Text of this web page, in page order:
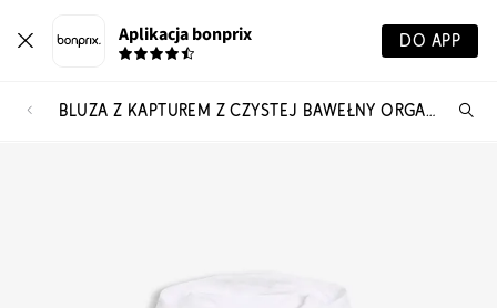
Aplikacja bonprix DO APP
BLUZA Z KAPTUREM Z CZYSTEJ BAWEŁNY ORGANICZNEJ